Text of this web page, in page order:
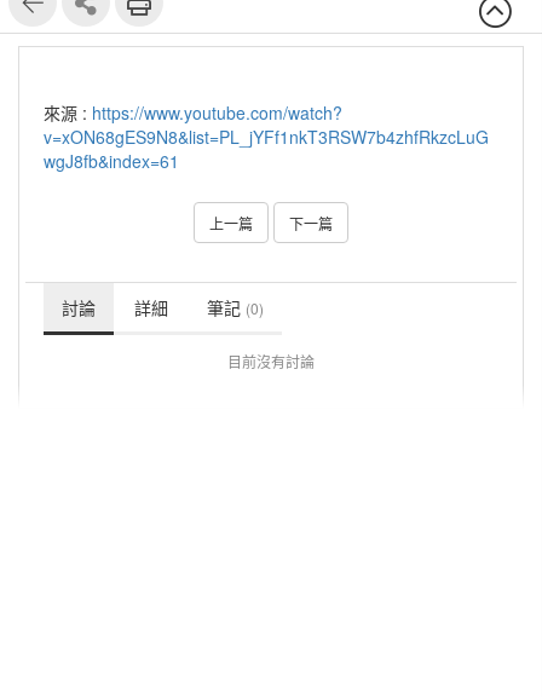
來源 : https://www.youtube.com/watch?
v=xON68gES9N8&list=PL_jYFf1nkT3RSW7b4zhfRkzcLuG
wgJ8fb&index=61
上一篇 下一篇
討論 詳細 筆記 (0)
目前沒有討論